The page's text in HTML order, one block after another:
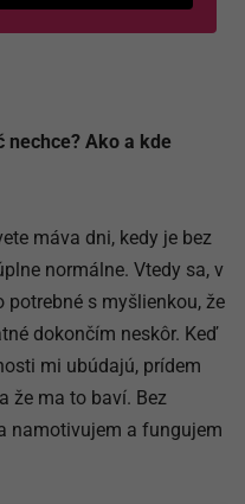
nechce? Ako a kde
máva dni, kedy je bez
normálne. Vtedy sa, v
potrebné s myšlienkou, že
dokončím neskôr. Keď
mi ubúdajú, prídem
že ma to baví. Bez
namotivujem a fungujem